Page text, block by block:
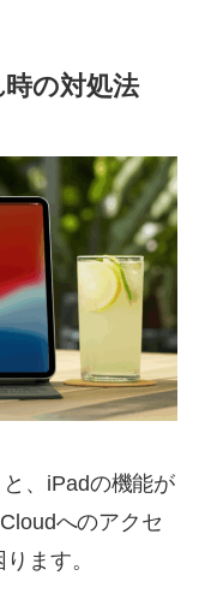
の対処法
、iPadの機能が
へのアクセ
ます。